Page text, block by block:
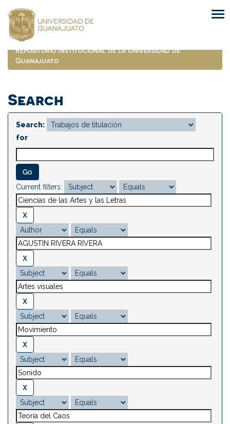
navigation
Repositorio Institucional de la Universidad de
Guanajuato
Search
Search:
for
Current filters: